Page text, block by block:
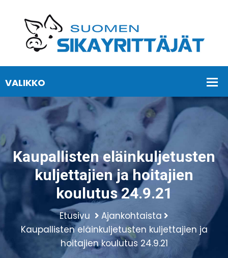
Kaupallisten eläinkuljetusten
kuljettajien ja hoitajien
koulutus 24.9.21
Etusivu
Ajankohtaista
Kaupallisten eläinkuljetusten kuljettajien ja
hoitajien koulutus 24.9.21